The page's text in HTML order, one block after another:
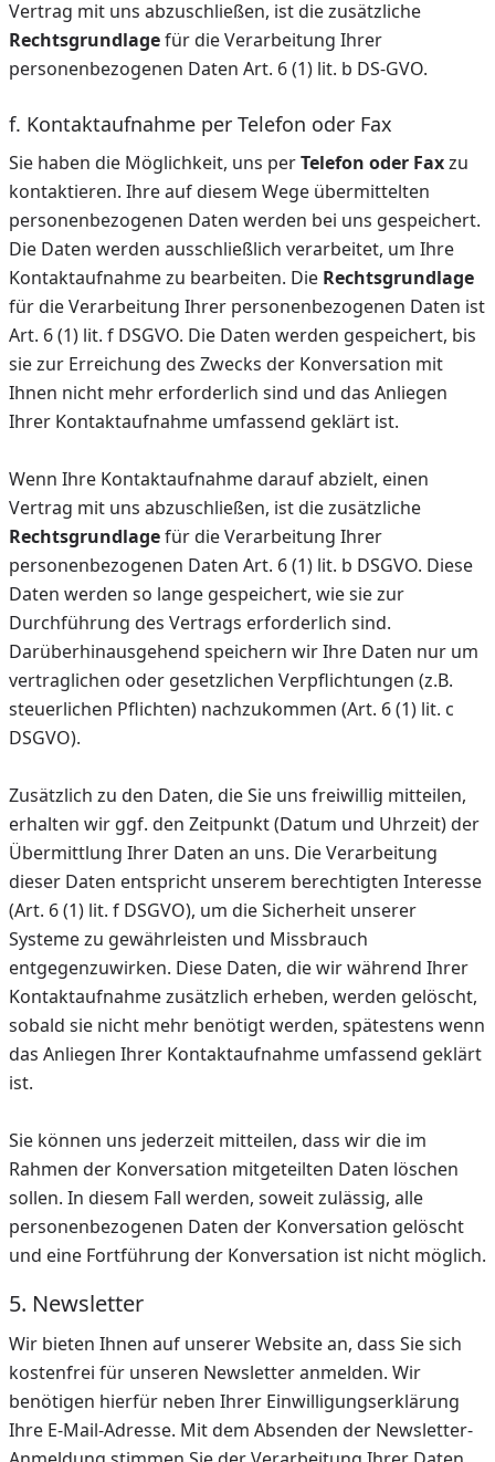
Vertrag mit uns abzuschließen, ist die zusätzliche
Rechtsgrundlagefür die Verarbeitung Ihrer
personenbezogenen Daten Art. 6 (1) lit. b DS-GVO.
f. Kontaktaufnahme per Telefon oder Fax
Sie haben die Möglichkeit, uns perTelefon oder Faxzu
kontaktieren. Ihre auf diesem Wege übermittelten
personenbezogenen Daten werden bei uns gespeichert.
Die Daten werden ausschließlich verarbeitet, um Ihre
Kontaktaufnahme zu bearbeiten. Die Rechtsgrundlage
für die Verarbeitung Ihrer personenbezogenen Daten ist
Art. 6 (1) lit. f DSGVO. Die Daten werden gespeichert, bis
sie zur Erreichung des Zwecks der Konversation mit
Ihnen nicht mehr erforderlich sind und das Anliegen
Ihrer Kontaktaufnahme umfassend geklärt ist.
Wenn Ihre Kontaktaufnahme darauf abzielt, einen
Vertrag mit uns abzuschließen, ist die zusätzliche
Rechtsgrundlagefür die Verarbeitung Ihrer
personenbezogenen Daten Art. 6 (1) lit. b DSGVO. Diese
Daten werden so lange gespeichert, wie sie zur
Durchführung des Vertrags erforderlich sind.
Darüberhinausgehend speichern wir Ihre Daten nur um
vertraglichen oder gesetzlichen Verpflichtungen (z.B.
steuerlichen Pflichten) nachzukommen (Art. 6 (1) lit. c
DSGVO).
Zusätzlich zu den Daten, die Sie uns freiwillig mitteilen,
erhalten wir ggf. den Zeitpunkt (Datum und Uhrzeit) der
Übermittlung Ihrer Daten an uns. Die Verarbeitung
dieser Daten entspricht unserem berechtigten Interesse
(Art. 6 (1) lit. f DSGVO), um die Sicherheit unserer
Systeme zu gewährleisten und Missbrauch
entgegenzuwirken. Diese Daten, die wir während Ihrer
Kontaktaufnahme zusätzlich erheben, werden gelöscht,
sobald sie nicht mehr benötigt werden, spätestens wenn
das Anliegen Ihrer Kontaktaufnahme umfassend geklärt
ist.
Sie können uns jederzeit mitteilen, dass wir die im
Rahmen der Konversation mitgeteilten Daten löschen
sollen. In diesem Fall werden, soweit zulässig, alle
personenbezogenen Daten der Konversation gelöscht
und eine Fortführung der Konversation ist nicht möglich.
5. Newsletter
Wir bieten Ihnen auf unserer Website an, dass Sie sich
kostenfrei für unseren Newsletter anmelden. Wir
benötigen hierfür neben Ihrer Einwilligungserklärung
Ihre E-Mail-Adresse. Mit dem Absenden der Newsletter-